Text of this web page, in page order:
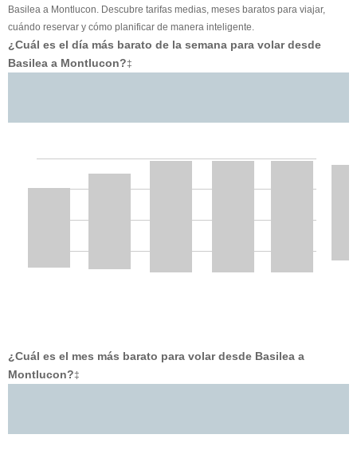
Basilea a Montlucon. Descubre tarifas medias, meses baratos para viajar,
cuándo reservar y cómo planificar de manera inteligente.
¿Cuál es el día más barato de la semana para volar desde
Basilea a Montlucon?‡
¿Cuál es el mes más barato para volar desde Basilea a
Montlucon?‡